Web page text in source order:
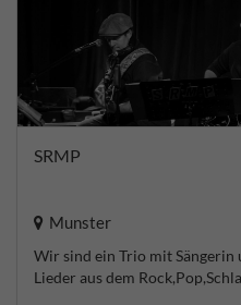
SRMP
Munster
Wir sind ein Trio mit Sängerin
Lieder aus dem